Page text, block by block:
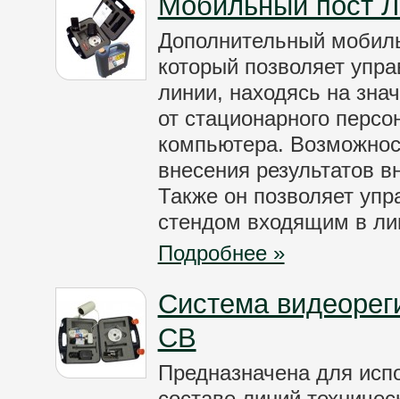
Дополнительный
который позволяет
линии, находясь на
от стационарного
компьютера.
внесения результатов
Также он позволяет
стендом входящим в
Подробнее »
Система
СВ
Предназначена для